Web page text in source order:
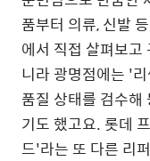
품부터 의류, 신발
에서 직접 살펴보고
니라 광명점에는 '
품질 상태를 검수
기도 했고요. 롯데
드'라는 또 다른 리